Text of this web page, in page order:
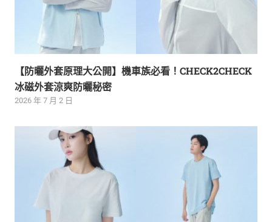
【防曬外套原理大公開】機車族必看！CHECK2CHECK
冰磁外套涼爽防曬秘密
2026 年 7 月 2 日